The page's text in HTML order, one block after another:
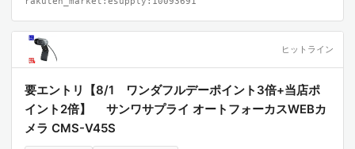
ヒットライン
要エントリ【8/1 ワンダフルデーポイント3倍+当店ポ
イント2倍】 サンワサプライ オートフォーカスWEBカ
メラ CMS-V45S